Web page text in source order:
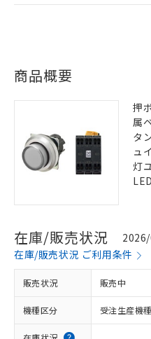
商品概要
押
属
タ
ュ
灯
在庫/販売状況
在庫/販売状況 ご利用条件
販売状況 販売中
機種区分 受注生産機種